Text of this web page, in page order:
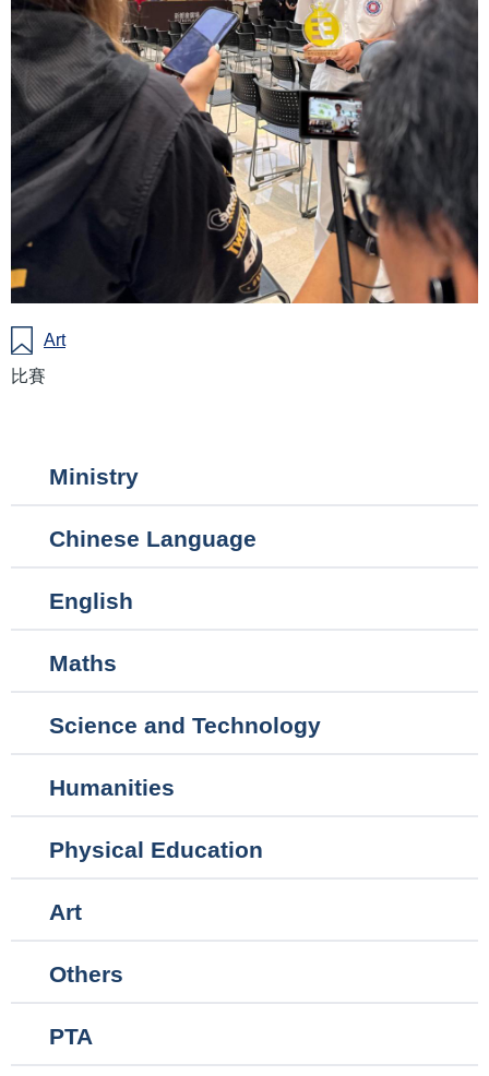
Art
比賽
Main
navigation
Ministry
Chinese Language
English
Maths
Science and Technology
Humanities
Physical Education
Art
Others
PTA